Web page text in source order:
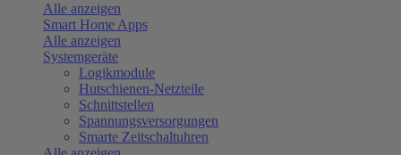
Alle anzeigen
Smart Home Apps
Alle anzeigen
Systemgeräte
Logikmodule
Hutschienen-Netzteile
Schnittstellen
Spannungsversorgungen
Smarte Zeitschaltuhren